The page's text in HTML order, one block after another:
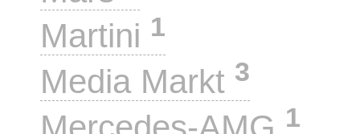
Martini 1
Media Markt 3
1